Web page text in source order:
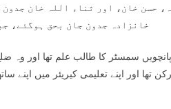
حسن خان، اور ثناء اللہ خان
خانزادہ جدون جان بحق ہوگئے،
سمسٹر کا طالب علم تھا اور وہ
اور اپنے تعلیمی کیریئر میں اپنے